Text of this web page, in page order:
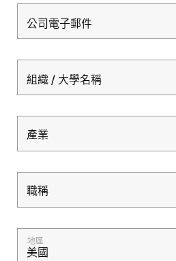
公司電子郵件
組織 / 大學名稱
產業
產業
職稱
職稱
地區
美國